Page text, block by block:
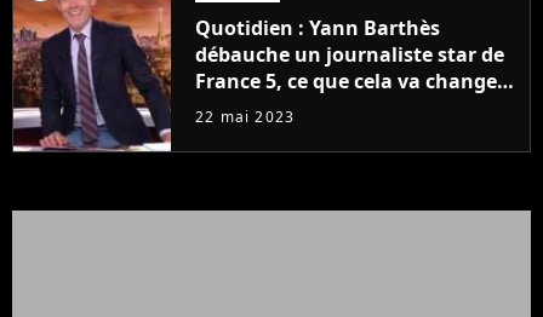
Quotidien : Yann Barthès
débauche un journaliste star de
France 5, ce que cela va changer
à la rentrée
22 mai 2023